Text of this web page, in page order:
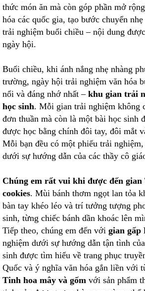
thức món ăn mà còn góp phần mở
hóa các quốc gia, tạo bước chuyển nhẹ
trải nghiệm buổi chiều – nội dung
ngày hội.
Buổi chiều, khi ánh nắng nhẹ nhàng
trường, ngày hội trải nghiệm văn hóa
nổi và đáng nhớ nhất – khu gian trải
học sinh. Mỗi gian trải nghiệm không
đơn thuần mà còn là một bài học sinh
được học bằng chính đôi tay, đôi mắt
Mỗi bạn đều có một phiếu trải
dưới sự hướng dẫn của các thầy cô
Chúng em rất vui khi được đến gian
cookies. Mùi bánh thơm ngọt lan tỏa
bàn tay khéo léo và trí tưởng tượng
sinh, từng chiếc bánh dần khoác lên
Tiếp theo, chúng em đến với gian gấp
nghiệm dưới sự hướng dẫn tận tình
sinh được tìm hiểu về trang phục
Quốc và ý nghĩa văn hóa gắn liền với
Tinh hoa mây và gốm với sản phẩm